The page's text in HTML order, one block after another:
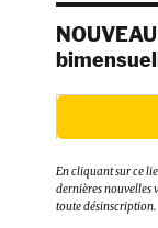
En cliquant sur ce
dernières nouvelles
toute désinscription.